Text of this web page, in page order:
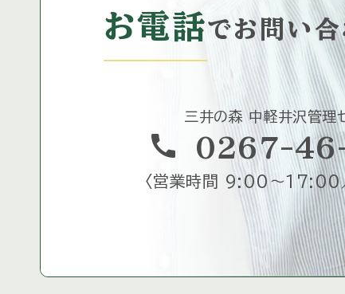
お電話でお問い
三井の森 中軽井沢管理
call 0267-
〈営業時間 9:00～17:00